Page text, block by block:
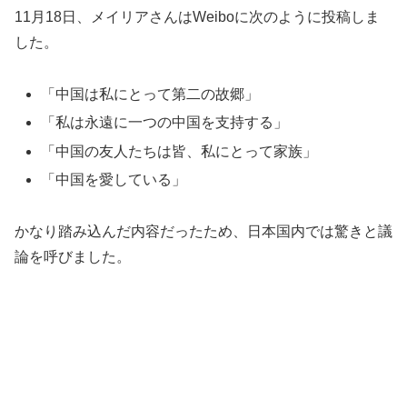
11月18日、メイリアさんはWeiboに次のように投稿しま
した。
「中国は私にとって第二の故郷」
「私は永遠に一つの中国を支持する」
「中国の友人たちは皆、私にとって家族」
「中国を愛している」
かなり踏み込んだ内容だったため、日本国内では驚きと議
論を呼びました。